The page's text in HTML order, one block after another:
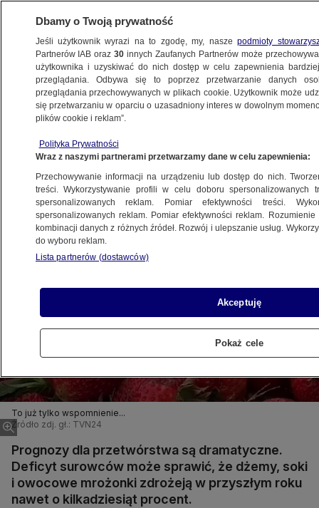
BIZNES
NAJNOWSZE
9.07.2007, 07:21
Udostępnij
To już tylko wspomnienie...
Źródło zdj. gł.: TVN24
Prognozy dla przetwórstwa są dramatyczne.
Deficyt surowców może sprawić, że dżemy, soki
i owocowe mrożonki zdrożeją w przyszłym roku
nawet o kilkadziesiąt procent.
Dbamy o Twoją prywatność
Jeśli użytkownik wyrazi na to zgodę, my, naszepodmioty
Partnerów IAB oraz30 innych Zaufanych Partnerów może
użytkownika i uzyskiwać do nich dostęp w celu zapewnienia
przeglądania. Odbywa się to poprzez przetwarzanie danych
przeglądania przechowywanych w plikach cookie. Użytkownik może
się przetwarzaniu w oparciu o uzasadniony interes w dowolnym
plików cookie i reklam”.
Polityka Prywatności
Wraz z naszymi partnerami przetwarzamy dane w celu zapewnienia:
Przechowywanie informacji na urządzeniu lub dostęp do nich.
treści. Wykorzystywanie profili w celu doboru spersonalizowanych
spersonalizowanych reklam. Pomiar efektywności treści.
spersonalizowanych reklam. Pomiar efektywności reklam.
kombinacji danych z różnych źródeł. Rozwój i ulepszanie usług.
do wyboru reklam.
Lista partnerów (dostawców)
Akceptuję
Pokaż cele